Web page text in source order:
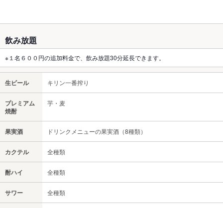
飲み放題
※１名６００円の追加料金で、飲み放題30分延長できます。
生ビール キリン一番搾り
プレミアム
焼酎
芋・麦
果実酒 ドリンクメニューの果実酒（8種類）
カクテル 全種類
酎ハイ 全種類
サワー 全種類